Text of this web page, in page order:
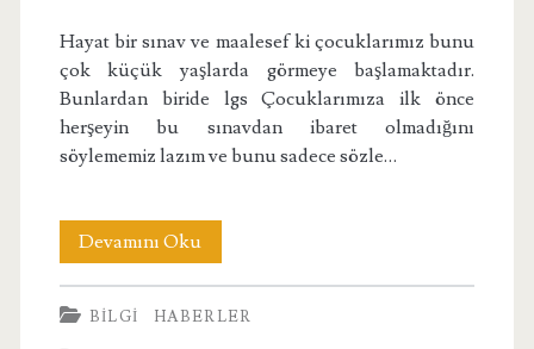
Hayat bir sınav ve maalesef ki çocuklarımız bunu
çok küçük yaşlarda görmeye başlamaktadır.
Bunlardan biride lgs Çocuklarımıza ilk önce
herşeyin bu sınavdan ibaret olmadığını
söylememiz lazım ve bunu sadece sözle…
Devamını OkuLiseye
Geçiş
Sınavlarında
BILGI HABERLER